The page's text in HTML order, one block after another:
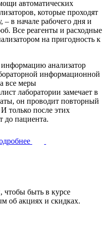
автоматических
которые проходят
– в начале рабочего дня и
Все реагенты и расходные
на пригодность к
анализатор
информационной
все меры
лаборатории замечает в
он проводит повторный
только после этих
до пациента.
быть в курсе
об акциях и скидках.